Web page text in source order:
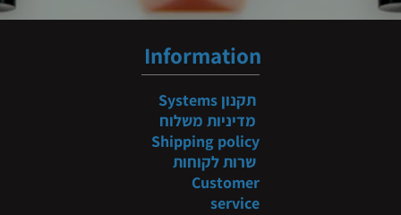
Information
תקנון Systems
מדיניות משלוח
Shipping policy
שרות לקוחות
Customer
service